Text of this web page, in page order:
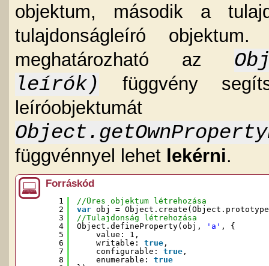
objektum, második a
tulajdonságleíró
meghatározható az
leírók)
függvény
függvénnyel lehet lekérni.
Forráskód
1
2
3
4
5
6
7
8
//Üres objektum létrehozása
var obj =
//Tulajdonság létrehozása
Object.defineProperty(obj,
'a' , {
value: 1,
writable: true,
configurable: true,
enumerable: true